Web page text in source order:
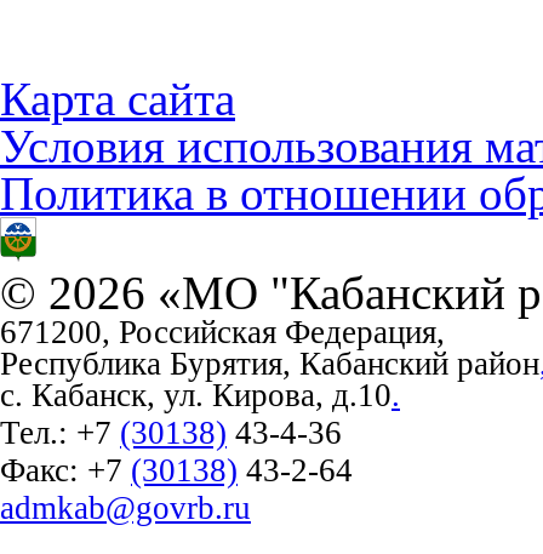
Карта сайта
Условия использования
Политика в отношении
© 2026 «МО "Кабанский
671200, Российская Федерация,
Республика Бурятия, Кабанский район
с. Кабанск, ул. Кирова, д.10.
Тел.: +7 (30138) 43-4-36
Факс: +7 (30138) 43-2-64
admkab@govrb.ru